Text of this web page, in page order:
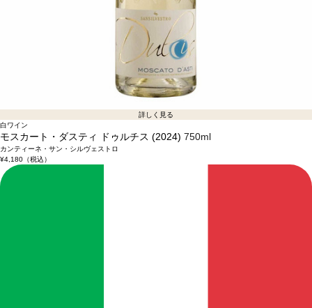
詳しく見る
白ワイン
モスカート・ダスティ ドゥルチス (2024) 750ml
カンティーネ・サン・シルヴェストロ
¥4,180（税込）